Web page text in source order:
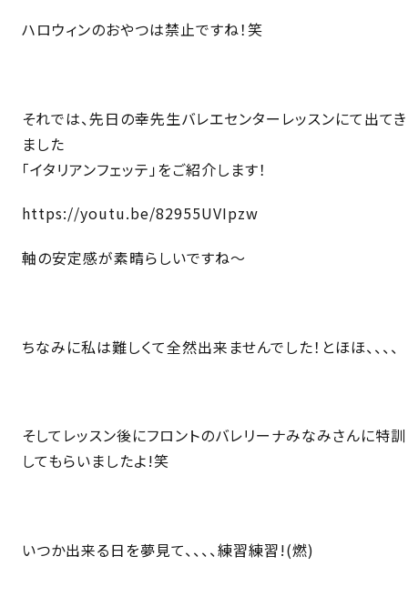
ハロウィンのおやつは禁止ですね！笑
それでは、先日の幸先生バレエセンターレッスンにて出てき
ました
「イタリアンフェッテ」をご紹介します！
https://youtu.be/82955UVIpzw
軸の安定感が素晴らしいですね〜
ちなみに私は難しくて全然出来ませんでした！とほほ、、、、
そしてレッスン後にフロントのバレリーナみなみさんに特訓
してもらいましたよ!笑
いつか出来る日を夢見て、、、、練習練習!(燃)